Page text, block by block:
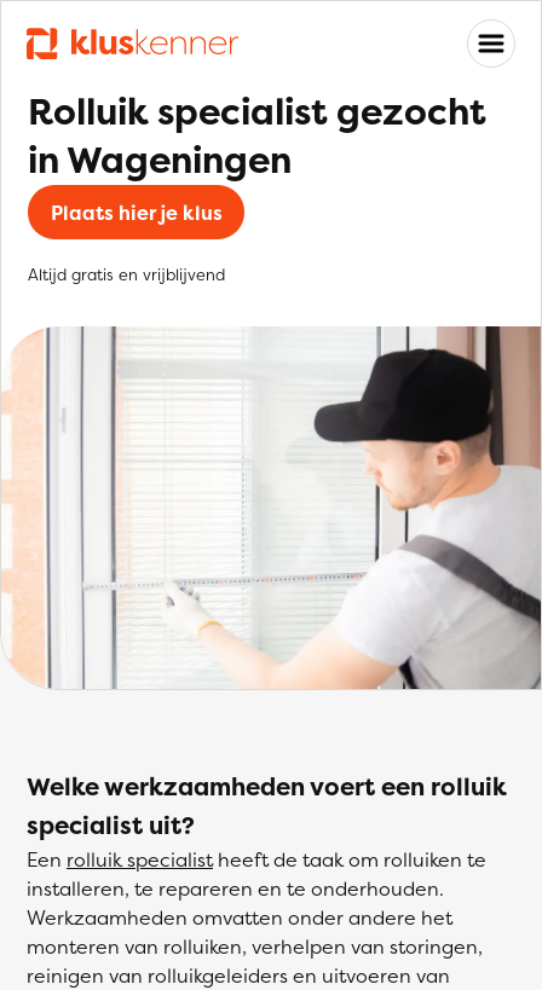
Rolluik specialist gezocht
in Wageningen
Plaats hier je klus
Altijd gratis en vrijblijvend
Welke werkzaamheden voert een rolluik
specialist uit?
Een rolluik specialistheeft de taak om rolluiken te
installeren, te repareren en te onderhouden.
Werkzaamheden omvatten onder andere het
monteren van rolluiken, verhelpen van storingen,
reinigen van rolluikgeleiders en uitvoeren van